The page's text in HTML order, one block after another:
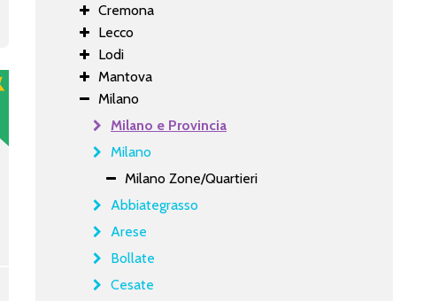
Cremona
Lecco
Lodi
Mantova
Milano
Milano e Provincia
Milano
Milano Zone/Quartieri
Abbiategrasso
Arese
Bollate
Cesate